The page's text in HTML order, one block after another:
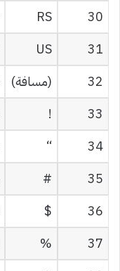
30
RS
31
US
32
(مسافة)
33
!
34
“
35
#
36
$
37
%